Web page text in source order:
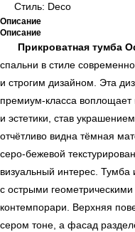
Стиль: Deco
Описание
Описание
Прикроватная тумба
спальни в стиле
и строгим дизайном. Эта
премиум-класса
и эстетики, став
отчётливо видна тёмная
серо-бежевой
визуальный интерес.
с острыми
контемпорари. Верхняя
сером тоне, а фасад